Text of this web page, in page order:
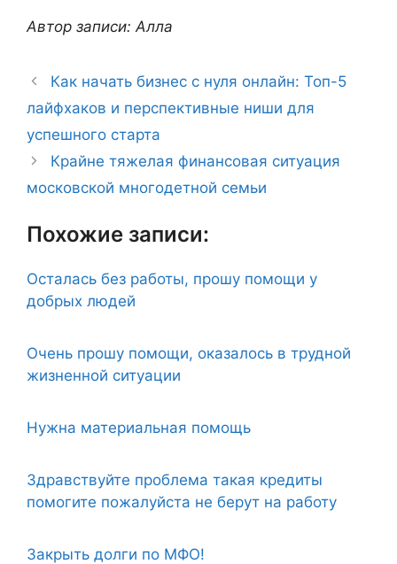
Автор записи: Алла
Как начать бизнес с нуля онлайн: Топ-5
лайфхаков и перспективные ниши для
успешного старта
Крайне тяжелая финансовая ситуация
московской многодетной семьи
Похожие записи:
Осталась без работы, прошу помощи у
добрых людей
Очень прошу помощи, оказалось в трудной
жизненной ситуации
Нужна материальная помощь
Здравствуйте проблема такая кредиты
помогите пожалуйста не берут на работу
Закрыть долги по МФО!